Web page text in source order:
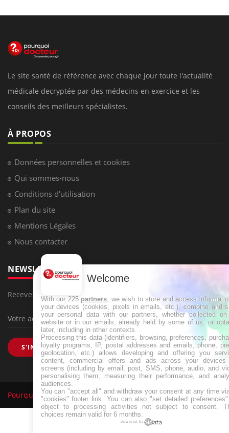
Le site santé de référence avec chaque jour toute l'actualité
médicale decryptée par des médecins en exercice et les
conseils des meilleurs spécialistes.
À PROPOS
Données personnelles et cookies
Qui sommes-nous
Conditions d'utilisation
Plan du site
Mentions Légales
Nous contacter
NEWSLETTER
Recevez toutes les semaines les meilleures infos santé
S'INSCRIRE
Pourquoi Docteur Tous droits réservés, 2026
Welcome
With our 225 partners , we wish to store and access
your devices (cookies, pixels in emails, etc.), combine and
your personal data with our partners, whether collected
website or in our emails, already held by some of us, or
later, including in other contexts.
Processing this data (identifiers, browsing, preferences,
loyalty programs, IP, postal addresses and emails, phone,
geolocation, etc.) allows developing and offering you
content, commercial offers and ads across your devices
screens (including by email, post, SMS, phone, audio, and
personalising them, measuring their performance, and
audiences.
You can "accept all" and withdraw your consent at any time
"cookies" footer link . You can also "set detailed
object to processing activities not subject to consent.
choices remain valid for 6 months.
powered by